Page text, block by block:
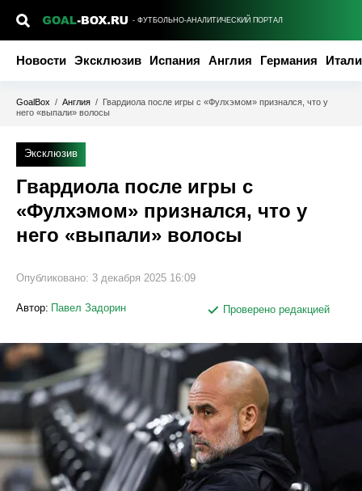
- ФУТБОЛЬНО-АНАЛИТИЧЕСКИЙ ПОРТАЛ
Новости Эксклюзив Испания Англия Германия
GoalBox / Англия / Гвардиола после игры с «Фулхэмом» признался, что у
него «выпали» волосы
Эксклюзив
Гвардиола после игры с
«Фулхэмом» признался, что у
него «выпали» волосы
Опубликовано: 3 декабря 2025 16:09
Автор: Павел Задорин Проверено редакцией